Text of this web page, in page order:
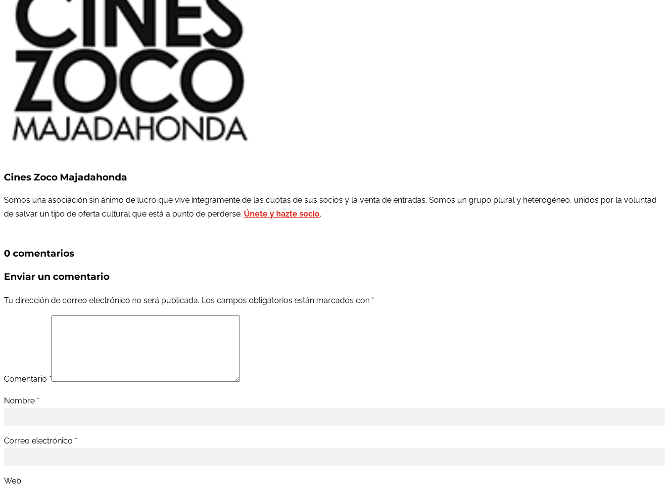
Cines Zoco Majadahonda
Somos una asociación sin ánimo de lucro que vive íntegramente de las cuotas de sus socios y la venta de entradas. Somos un grupo plural y heterogéneo, unidos por la voluntad
de salvar un tipo de oferta cultural que está a punto de perderse. Únete y hazte socio.
0 comentarios
Enviar un comentario
Tu dirección de correo electrónico no será publicada. Los campos obligatorios están marcados con *
Comentario *
Nombre *
Correo electrónico *
Web